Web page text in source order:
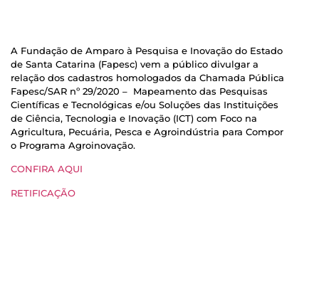
A Fundação de Amparo à Pesquisa e Inovação do Estado
de Santa Catarina (Fapesc) vem a público divulgar a
relação dos cadastros homologados da Chamada Pública
Fapesc/SAR nº 29/2020 – Mapeamento das Pesquisas
Científicas e Tecnológicas e/ou Soluções das Instituições
de Ciência, Tecnologia e Inovação (ICT) com Foco na
Agricultura, Pecuária, Pesca e Agroindústria para Compor
o Programa Agroinovação.
CONFIRA AQUI
RETIFICAÇÃO